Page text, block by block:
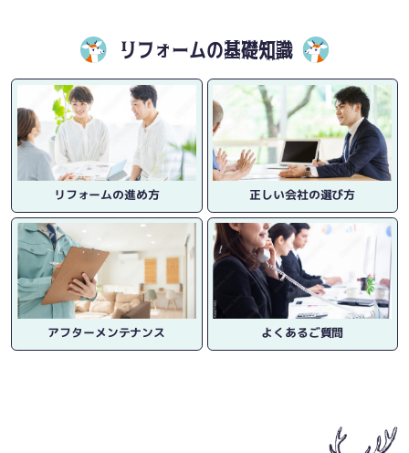
リフォームの基礎知識
リフォームの進め方 正しい会社の選び方
アフターメンテナンス よくあるご質問